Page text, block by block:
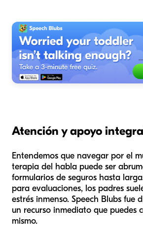
Atención y apoyo
Entendemos que navegar por el
terapia del habla puede ser
formularios de seguros hasta
para evaluaciones, los padres
estrés inmenso. Speech Blubs fue
un recurso inmediato que puedes
mismo.